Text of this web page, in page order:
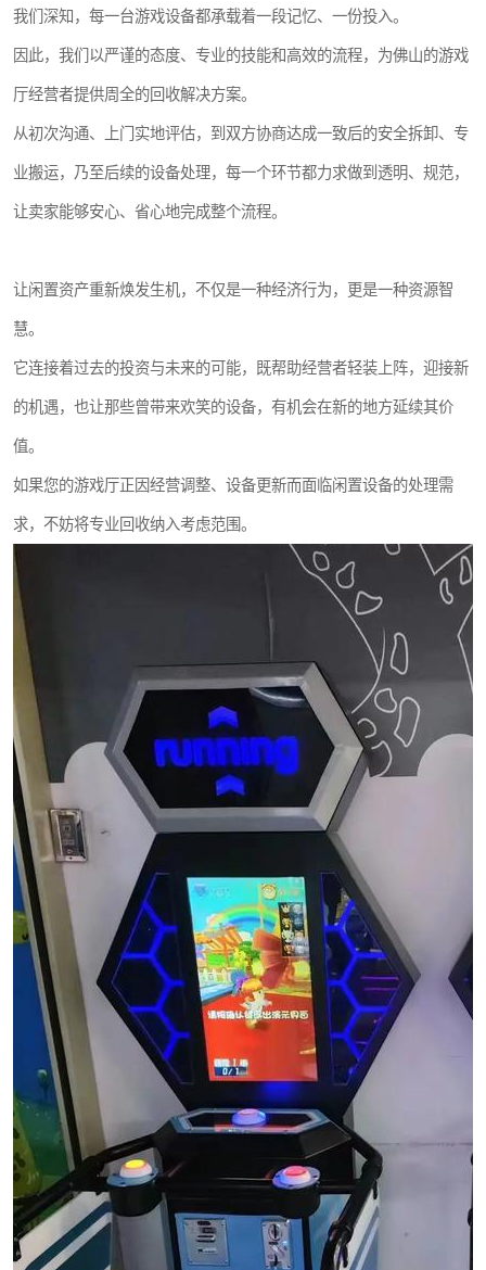
我们深知，每一台游戏设备都承载着一段记忆、一份投入。
因此，我们以严谨的态度、专业的技能和高效的流程，为佛山的游戏
厅经营者提供周全的回收解决方案。
从初次沟通、上门实地评估，到双方协商达成一致后的安全拆卸、专
业搬运，乃至后续的设备处理，每一个环节都力求做到透明、规范，
让卖家能够安心、省心地完成整个流程。
让闲置资产重新焕发生机，不仅是一种经济行为，更是一种资源智
慧。
它连接着过去的投资与未来的可能，既帮助经营者轻装上阵，迎接新
的机遇，也让那些曾带来欢笑的设备，有机会在新的地方延续其价
值。
如果您的游戏厅正因经营调整、设备更新而面临闲置设备的处理需
求，不妨将专业回收纳入考虑范围。